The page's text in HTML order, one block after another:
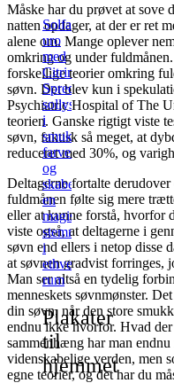
Solfanger
uro
med
Citrin
Spreder
sollys
i
smukke
farver
og
skaber
en
magisk,
stemning
i
ethvert
rum
Plakater
til
hjemmet
Måske har du prøvet at sove
natten opdager, at der er ret
alene om. Mange oplever
omkring og under
forskellige teorier omkring
søvn. Det blev kun i
Psychiatric Hospital of The
teorien. Ganske rigtigt viste
søvn, faktisk så meget, at
reduceret med 30%, og
Deltagerne fortalte
fuldmånen følte sig mere
eller at kunne forstå, hvorfor
viste også, at deltagerne i
søvn end ellers i netop disse
at søvnen gradvist forringes,
Man ser altså en tydelig
menneskets søvnmønster.
din søvn, når den store
endnu ikke hvorfor. Hvad
sammenhæng har man
videnskabelige verden, men
egne teorier, og det har du